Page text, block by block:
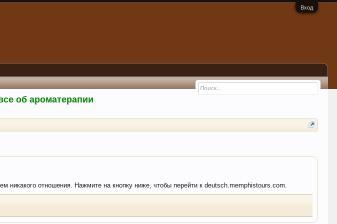
Вход
об ароматерапии
никакого отношения. Нажмите на кнопку ниже, чтобы перейти к deutsch.memphistours.com.